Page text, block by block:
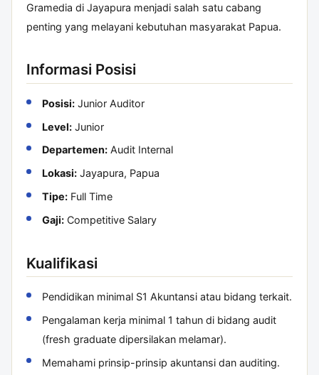
Gramedia di Jayapura menjadi salah satu cabang
penting yang melayani kebutuhan masyarakat Papua.
Informasi Posisi
Posisi:Junior Auditor
Level:Junior
Departemen:Audit Internal
Lokasi:Jayapura, Papua
Tipe:Full Time
Gaji:Competitive Salary
Kualifikasi
Pendidikan minimal S1 Akuntansi atau bidang terkait.
Pengalaman kerja minimal 1 tahun di bidang audit
(fresh graduate dipersilakan melamar).
Memahami prinsip-prinsip akuntansi dan auditing.